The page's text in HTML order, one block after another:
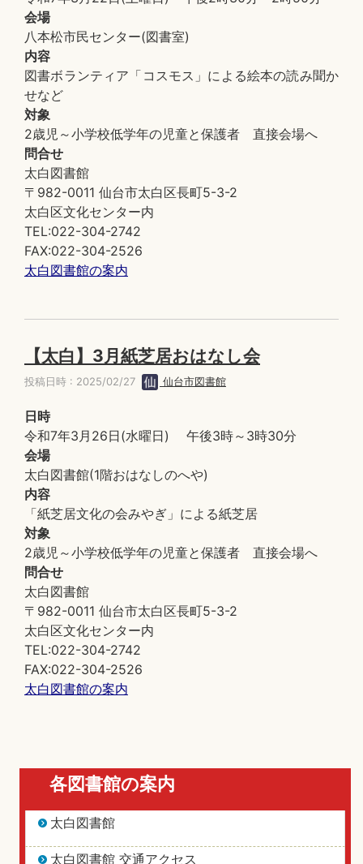
会場
八本松市民センター(図書室)
内容
図書ボランティア「コスモス」による絵本の読み聞か
せなど
対象
2歳児～小学校低学年の児童と保護者 直接会場へ
問合せ
太白図書館
〒982-0011 仙台市太白区長町5-3-2
太白区文化センター内
TEL:022-304-2742
FAX:022-304-2526
太白図書館の案内
【太白】3月紙芝居おはなし会
投稿日時 : 2025/02/27 仙台市図書館
日時
令和7年3月26日(水曜日) 午後3時～3時30分
会場
太白図書館(1階おはなしのへや)
内容
「紙芝居文化の会みやぎ」による紙芝居
対象
2歳児～小学校低学年の児童と保護者 直接会場へ
問合せ
太白図書館
〒982-0011 仙台市太白区長町5-3-2
太白区文化センター内
TEL:022-304-2742
FAX:022-304-2526
太白図書館の案内
各図書館の案内
太白図書館
太白図書館 交通アクセス